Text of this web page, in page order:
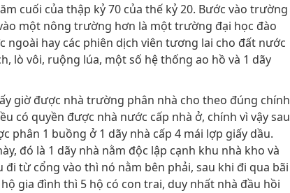
cuối của thập kỷ 70 của thế kỷ 20. Bước vào trường
một nông trường hơn là một trường đại học đào
ngoài hay các phiên dịch viên tương lai cho đất nước
lò vôi, ruộng lúa, một số hệ thống ao hồ và 1 dãy
giờ được nhà trường phân nhà cho theo đúng chính
có quyền được nhà nước cấp nhà ở, chính vì vậy sau
phân 1 buồng ở 1 dãy nhà cấp 4 mái lợp giấy dầu.
đó là 1 dãy nhà nằm độc lập cạnh khu nhà kho và
từ cổng vào thì nó nằm bên phải, sau khi đi qua bãi
gia đình thì 5 hộ có con trai, duy nhất nhà đầu hồi